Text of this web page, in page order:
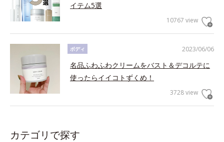
イテム5選
10767 view
2023/06/06
ボディ
名品ふわふわクリームをバスト＆デコルテに
使ったらイイコトずくめ！
3728 view
カテゴリで探す